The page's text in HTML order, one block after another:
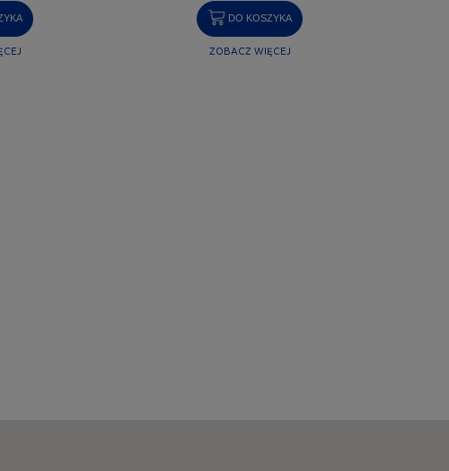
DO KOSZYKA
ZOBACZ WIĘCEJ